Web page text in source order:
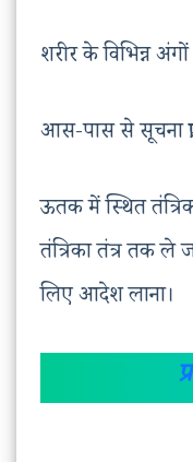
शरीर के विभिन्न
आस-पास से सूचना
ऊतक में स्थित
तंत्रिका तंत्र तक ले
लिए आदेश लाना।